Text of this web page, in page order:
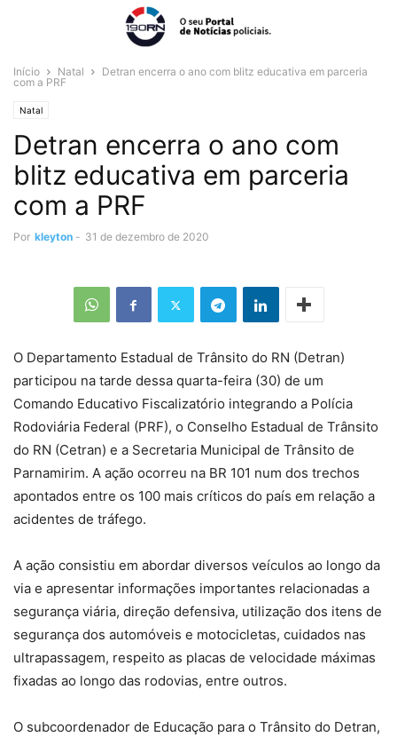
Início Natal
Detran encerra o ano com blitz educativa em parceria
com a PRF
Natal
Detran encerra o ano com
blitz educativa em parceria
com a PRF
Por kleyton - 31 de dezembro de 2020
O Departamento Estadual de Trânsito do RN (Detran)
participou na tarde dessa quarta-feira (30) de um
Comando Educativo Fiscalizatório integrando a Polícia
Rodoviária Federal (PRF), o Conselho Estadual de Trânsito
do RN (Cetran) e a Secretaria Municipal de Trânsito de
Parnamirim. A ação ocorreu na BR 101 num dos trechos
apontados entre os 100 mais críticos do país em relação a
acidentes de tráfego.
A ação consistiu em abordar diversos veículos ao longo da
via e apresentar informações importantes relacionadas a
segurança viária, direção defensiva, utilização dos itens de
segurança dos automóveis e motocicletas, cuidados nas
ultrapassagem, respeito as placas de velocidade máximas
fixadas ao longo das rodovias, entre outros.
O subcoordenador de Educação para o Trânsito do Detran,